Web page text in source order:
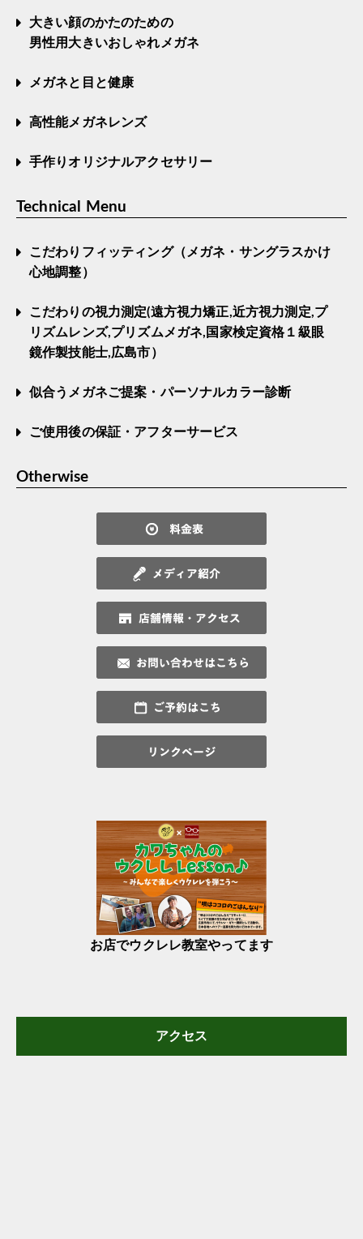
大きい顔のかたのための
男性用大きいおしゃれメガネ
メガネと目と健康
高性能メガネレンズ
手作りオリジナルアクセサリー
Technical Menu
こだわりフィッティング（メガネ・サングラスかけ
心地調整）
こだわりの視力測定(遠方視力矯正,近方視力測定,プ
リズムレンズ,プリズムメガネ,国家検定資格１級眼
鏡作製技能士,広島市）
似合うメガネご提案・パーソナルカラー診断
ご使用後の保証・アフターサービス
Otherwise
お店でウクレレ教室やってます
アクセス